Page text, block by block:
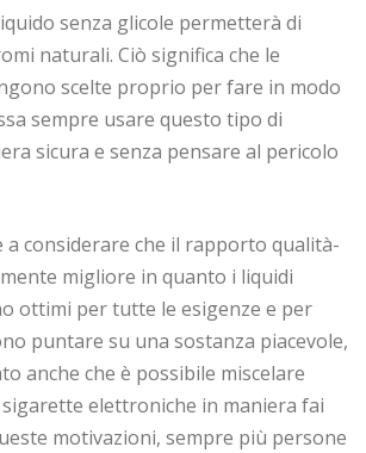
senza glicole permetterà di
naturali. Ciò significa che le
scelte proprio per fare in modo
sempre usare questo tipo di
sicura e senza pensare al pericolo
a considerare che il rapporto qualità-
migliore in quanto i liquidi
ottimi per tutte le esigenze e per
puntare su una sostanza piacevole,
anche che è possibile miscelare
elettroniche in maniera fai
motivazioni, sempre più persone